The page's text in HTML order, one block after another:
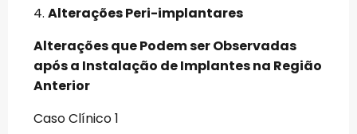
4. Alterações Peri-implantares
Alterações que Podem ser Observadas
após a Instalação de Implantes na Região
Anterior
Caso Clínico 1